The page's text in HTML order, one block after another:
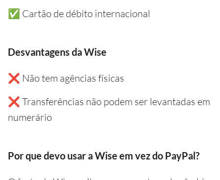
✅ Cartão de débito internacional
Desvantagens da Wise
❌ Não tem agências físicas
❌ Transferências não podem ser levantadas em
numerário
Por que devo usar a Wise em vez do PayPal?